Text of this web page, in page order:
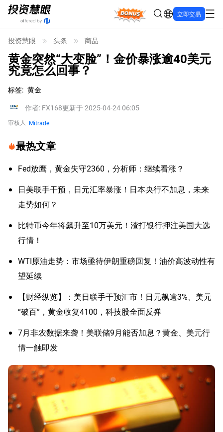
Bonus 立即交易
投资慧眼 头条 商品
黄金突然“大变脸”！金价暴涨逾40美元
究竟怎么回事？
标签: 黄金
作者: FX168更新于 2025-04-24 06:05
审核人 Mitrade
最热文章
Fed放鹰，黄金失守2360，分析师：继续看涨？
日美联手干预，日元汇率暴涨！日本央行不加息，未来
走势如何？
比特币今年将飙升至10万美元！渣打银行押注美国大选
行情！
WTI原油走势：市场亟待伊朗重磅回复！油价高波动性有
望延续
【财经纵览】：美日联手干预汇市！日元飙逾3%、美元
“破百”，黄金收复4100，科技股全面反弹
7月非农数据来袭！美联储9月能否加息？黄金、美元行
情一触即发